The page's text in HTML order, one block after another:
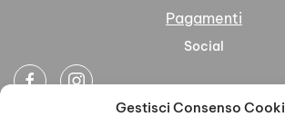
Gestisci Consenso
Pagamenti
Social